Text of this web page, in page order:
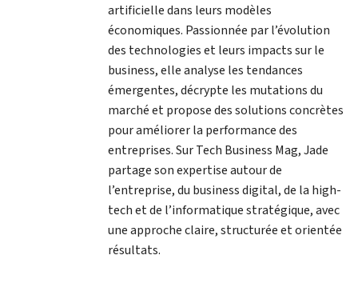
artificielle dans leurs modèles
économiques. Passionnée par l’évolution
des technologies et leurs impacts sur le
business, elle analyse les tendances
émergentes, décrypte les mutations du
marché et propose des solutions concrètes
pour améliorer la performance des
entreprises. Sur Tech Business Mag, Jade
partage son expertise autour de
l’entreprise, du business digital, de la high-
tech et de l’informatique stratégique, avec
une approche claire, structurée et orientée
résultats.